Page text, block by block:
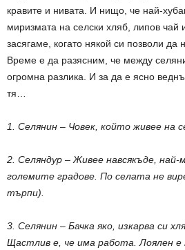
кравите и нивата. И нищо, че най-
миризмата на селски хляб, липов чай
засягаме, когато някой си позволи да
Време е да разясним, че между
огромна разлика. И за да е ясно
тя…
1. Селянин – Човек, който живее на
2. Селяндур – Живее навсякъде, най-
големите градове. По селата не
търпи).
3. Селянин – Бачка яко, изкарва си
Щастлив е, че има работа. Лоялен